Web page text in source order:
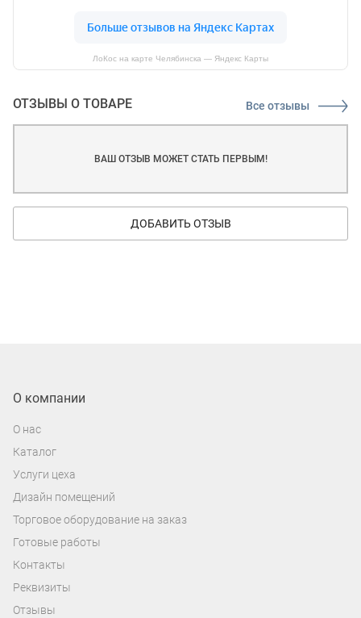
ЛоКос на карте Челябинска — Яндекс Карты
ОТЗЫВЫ О ТОВАРЕ Все отзывы
ВАШ ОТЗЫВ МОЖЕТ СТАТЬ ПЕРВЫМ!
ДОБАВИТЬ ОТЗЫВ
О компании
О нас
Каталог
Услуги цеха
Дизайн помещений
Торговое оборудование на заказ
Готовые работы
Контакты
Реквизиты
Отзывы